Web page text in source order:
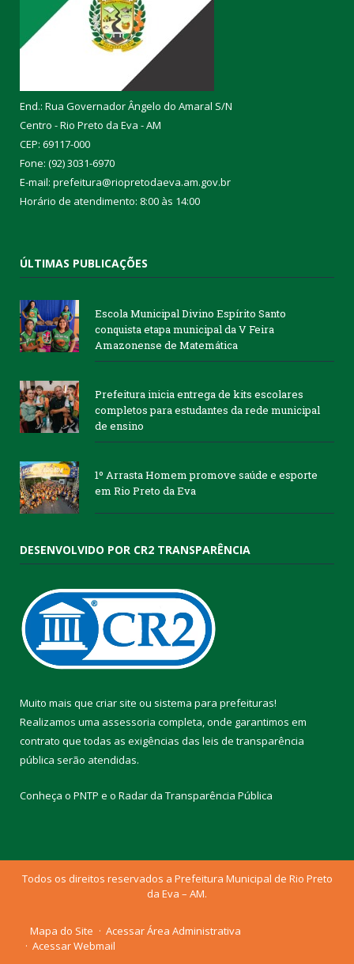
End.: Rua Governador Ângelo do Amaral S/N
Centro - Rio Preto da Eva - AM
CEP: 69117-000
Fone: (92) 3031-6970
E-mail: prefeitura@riopretodaeva.am.gov.br
Horário de atendimento: 8:00 às 14:00
ÚLTIMAS PUBLICAÇÕES
Escola Municipal Divino Espírito Santo
conquista etapa municipal da V Feira
Amazonense de Matemática
Prefeitura inicia entrega de kits escolares
completos para estudantes da rede municipal
de ensino
1º Arrasta Homem promove saúde e esporte
em Rio Preto da Eva
DESENVOLVIDO POR CR2 TRANSPARÊNCIA
Muito mais que criar site ou sistema para prefeituras!
Realizamos uma assessoria completa, onde garantimos em
contrato que todas as exigências das leis de transparência
pública serão atendidas.
Conheça o PNTP e o Radar da Transparência Pública
Todos os direitos reservados a Prefeitura Municipal de Rio Preto
da Eva – AM.
Mapa do Site
Acessar Área Administrativa
Acessar Webmail